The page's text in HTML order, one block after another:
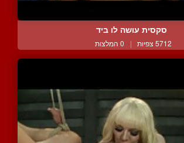
סקסית עושה לו ביד
5712 צפיות | 0 המלצות